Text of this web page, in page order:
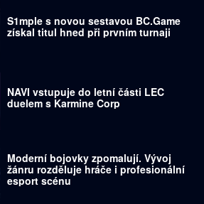
S1mple s novou sestavou BC.Game
získal titul hned při prvním turnaji
NAVI vstupuje do letní části LEC
duelem s Karmine Corp
Moderní bojovky zpomalují. Vývoj
žánru rozděluje hráče i profesionální
esport scénu